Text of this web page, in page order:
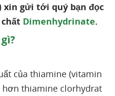
xin gửi tới quý bạn đọc
Dimenhydrinate.
của thiamine (vitamin
hơn thiamine clorhydrat